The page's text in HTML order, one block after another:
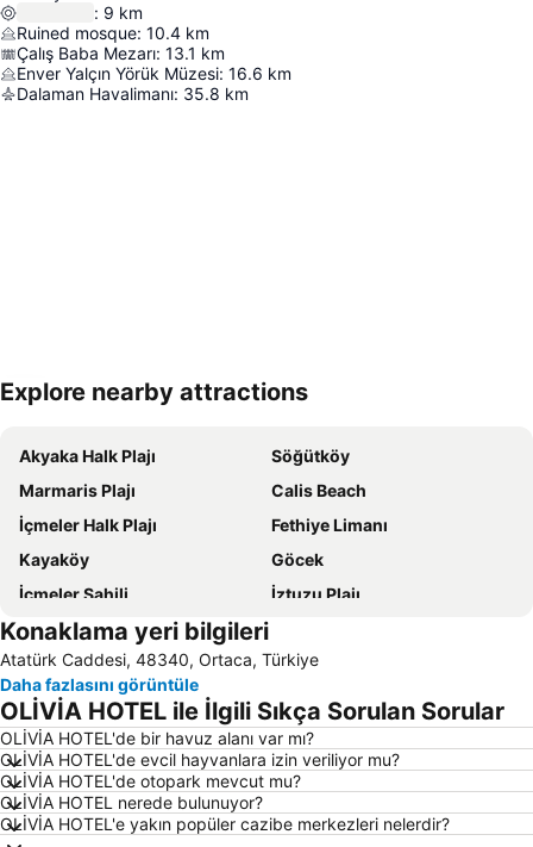
: 9 km
Ruined mosque: 10.4 km
Çalış Baba Mezarı: 13.1 km
Enver Yalçın Yörük Müzesi: 16.6 km
Dalaman Havalimanı: 35.8 km
Haritayı genişlet
Explore nearby attractions
Akyaka Halk Plajı
Söğütköy
Marmaris Plajı
Calis Beach
İçmeler Halk Plajı
Fethiye Limanı
Kayaköy
Göcek
İçmeler Sahili
İztuzu Plajı
Kötekli
Sultaniye Kaplıcaları
Dalaman Airport
Marmaris Limanı
Turunc Halk Plajı
Yanıklar
Sedir Adası
Barlar Sokağı
Köyceğiz-Göl
Aqua Dream Su Parkı
Bördübet
Muğla Otobüs Terminali
Konaklama yeri bilgileri
Atatürk Caddesi, 48340, Ortaca, Türkiye
Daha fazlasını görüntüle
OLİVİA HOTEL ile İlgili Sıkça Sorulan Sorular
OLİVİA HOTEL'de bir havuz alanı var mı?
OLİVİA HOTEL'de evcil hayvanlara izin veriliyor mu?
OLİVİA HOTEL'de otopark mevcut mu?
OLİVİA HOTEL nerede bulunuyor?
OLİVİA HOTEL'e yakın popüler cazibe merkezleri nelerdir?